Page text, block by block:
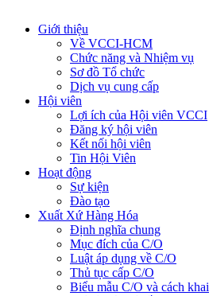
Giới thiệu
Về VCCI-HCM
Chức năng và Nhiệm vụ
Sơ đồ Tổ chức
Dịch vụ cung cấp
Hội viên
Lợi ích của Hội viên VCCI
Đăng ký hội viên
Kết nối hội viên
Tin Hội Viên
Hoạt động
Sự kiện
Đào tạo
Xuất Xứ Hàng Hóa
Định nghĩa chung
Mục đích của C/O
Luật áp dụng về C/O
Thủ tục cấp C/O
Biểu mẫu C/O và cách khai